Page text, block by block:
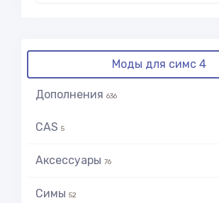
Моды для симс 4
Дополнения 636
CAS 5
Аксессуары 76
Симы 52